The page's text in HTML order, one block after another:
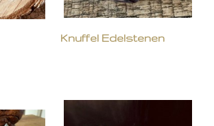
Knuffel Edelstenen